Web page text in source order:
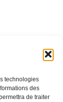
technologies
des
de traiter